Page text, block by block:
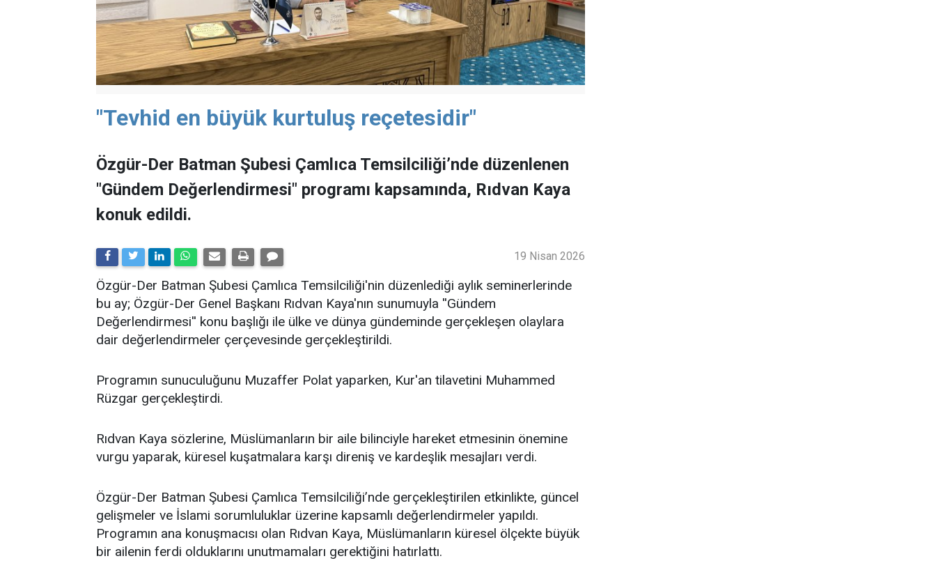
"Tevhid en büyük kurtuluş reçetesidir"
Özgür-Der Batman Şubesi Çamlıca Temsilciliği’nde düzenlenen
"Gündem Değerlendirmesi" programı kapsamında, Rıdvan Kaya
konuk edildi.
19 Nisan 2026
​Özgür-Der Batman Şubesi Çamlıca Temsilciliği'nin düzenlediği aylık seminerlerinde
bu ay; Özgür-Der Genel Başkanı Rıdvan Kaya'nın sunumuyla ''Gündem
Değerlendirmesi'' konu başlığı ile ülke ve dünya gündeminde gerçekleşen olaylara
dair değerlendirmeler çerçevesinde gerçekleştirildi.
Programın sunuculuğunu Muzaffer Polat yaparken, Kur'an tilavetini Muhammed
Rüzgar gerçekleştirdi.
Rıdvan Kaya sözlerine, Müslümanların bir aile bilinciyle hareket etmesinin önemine
vurgu yaparak, küresel kuşatmalara karşı direniş ve kardeşlik mesajları verdi.
Özgür-Der Batman Şubesi Çamlıca Temsilciliği’nde gerçekleştirilen etkinlikte, güncel
gelişmeler ve İslami sorumluluklar üzerine kapsamlı değerlendirmeler yapıldı.
Programın ana konuşmacısı olan Rıdvan Kaya, Müslümanların küresel ölçekte büyük
bir ailenin ferdi olduklarını unutmamaları gerektiğini hatırlattı.